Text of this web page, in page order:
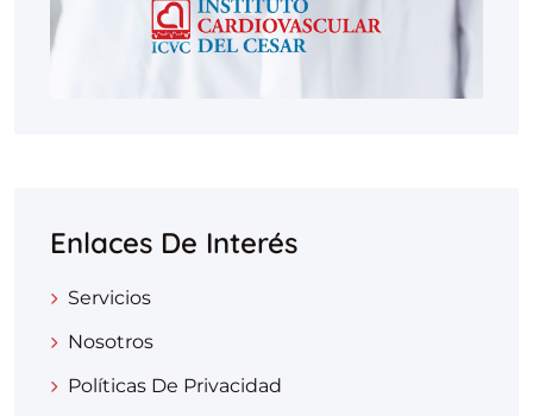
Enlaces De Interés
Servicios
Nosotros
Políticas De Privacidad